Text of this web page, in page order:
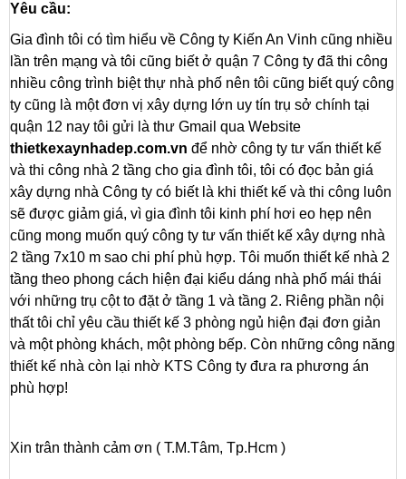
Yêu cầu:
Gia đình tôi có tìm hiểu về Công ty Kiến An Vinh cũng nhiều
lần trên mạng và tôi cũng biết ở quận 7 Công ty đã thi công
nhiều công trình biệt thự nhà phố nên tôi cũng biết quý công
ty cũng là một đơn vị xây dựng lớn uy tín trụ sở chính tại
quận 12 nay tôi gửi là thư Gmail qua Website
thietkexaynhadep.com.vn để nhờ công ty tư vấn thiết kế
và thi công nhà 2 tầng cho gia đình tôi, tôi có đọc bản giá
xây dựng nhà Công ty có biết là khi thiết kế và thi công luôn
sẽ được giảm giá, vì gia đình tôi kinh phí hơi eo hẹp nên
cũng mong muốn quý công ty tư vấn thiết kế xây dựng nhà
2 tầng 7x10 m sao chi phí phù hợp. Tôi muốn thiết kế nhà 2
tầng theo phong cách hiện đại kiểu dáng nhà phố mái thái
với những trụ cột to đặt ở tầng 1 và tầng 2. Riêng phần nội
thất tôi chỉ yêu cầu thiết kế 3 phòng ngủ hiện đại đơn giản
và một phòng khách, một phòng bếp. Còn những công năng
thiết kế nhà còn lại nhờ KTS Công ty đưa ra phương án
phù hợp!
Xin trân thành cảm ơn ( T.M.Tâm, Tp.Hcm )